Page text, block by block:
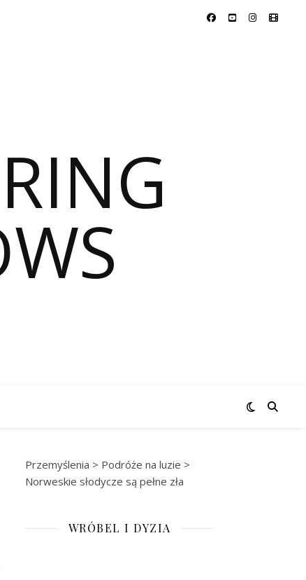
Przemyślenia > Podróże na luzie >
Norweskie słodycze są pełne zła
WRÓBEL I DYZIA